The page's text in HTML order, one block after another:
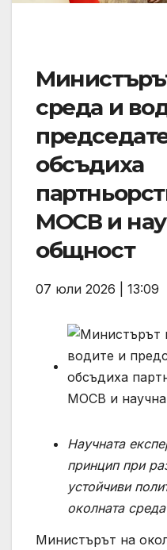
среда и
обсъдиха
МОСВ и
общност
07 юли 2026 | 13:09
Научната
принцип при
устойчиви
околната среда
Министърът на